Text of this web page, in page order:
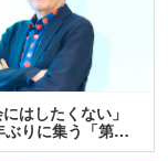
にはしたくない」
りに集う「第…